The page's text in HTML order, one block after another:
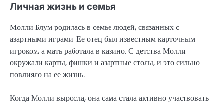
Личная жизнь и семья
Молли Блум родилась в семье людей, связанных с
азартными играми. Ее отец был известным карточным
игроком, а мать работала в казино. С детства Молли
окружали карты, фишки и азартные столы, и это сильно
повлияло на ее жизнь.
Когда Молли выросла, она сама стала активно участвовать